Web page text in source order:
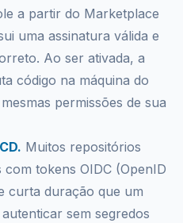
a partir do Marketplace
uma assinatura válida e
Ao ser ativada, a
código na máquina do
permissões de sua
Muitos repositórios
tokens OIDC (OpenID
curta duração que um
sem segredos